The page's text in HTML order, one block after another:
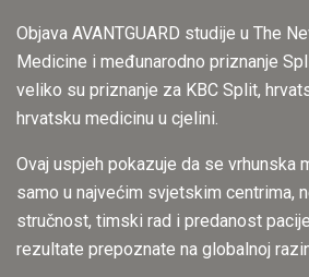
Objava AVANTGUARD studije u The
Medicine i međunarodno priznanje
veliko su priznanje za KBC Split,
hrvatsku medicinu u cjelini.
Ovaj uspjeh pokazuje da se vrhunska
samo u najvećim svjetskim centrima,
stručnost, timski rad i predanost
rezultate prepoznate na globalnoj